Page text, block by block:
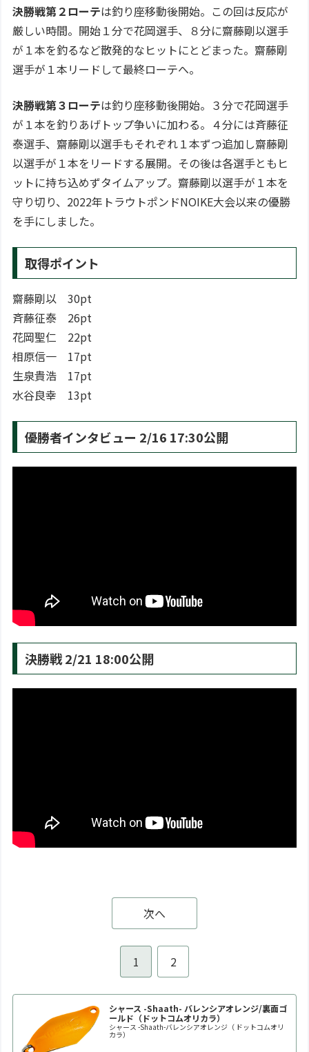
決勝戦第２ローテは釣り座移動後開始。この回は反応が
厳しい時間。開始１分で花岡選手、８分に齋藤剛以選手
が１本を釣るなど散発的なヒットにとどまった。齋藤剛
選手が１本リードして最終ローテへ。
決勝戦第３ローテは釣り座移動後開始。３分で花岡選手
が１本を釣りあげトップ争いに加わる。４分には斉藤征
泰選手、齋藤剛以選手もそれぞれ１本ずつ追加し齋藤剛
以選手が１本をリードする展開。その後は各選手ともヒ
ットに持ち込めずタイムアップ。齋藤剛以選手が１本を
守り切り、2022年トラウトポンドNOIKE大会以来の優勝
を手にしました。
取得ポイント
齋藤剛以 30pt
斉藤征泰 26pt
花岡聖仁 22pt
相原信一 17pt
生泉貴浩 17pt
水谷良幸 13pt
優勝者インタビュー 2/16 17:30公開
決勝戦 2/21 18:00公開
次へ
1 2
シャース -Shaath- バレンシアオレンジ/裏面ゴ
ールド（ドットコムオリカラ）
シャース -Shaath-バレンシアオレンジ（ ドットコムオリ
カラ）